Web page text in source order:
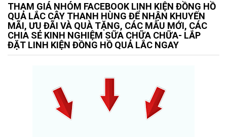
THAM GIÁ NHÓM FACEBOOK LINH KIỆN ĐỒNG HỒ
QUẢ LẮC CÂY THANH HÙNG ĐỂ NHẬN KHUYẾN
MÃI, ƯU ĐÃI VÀ QUÀ TẶNG, CÁC MẪU MỚI, CÁC
CHIA SẺ KINH NGHIỆM SỮA CHỮA CHỮA- LẮP
ĐẶT LINH KIỆN ĐỒNG HỒ QUẢ LẮC NGAY